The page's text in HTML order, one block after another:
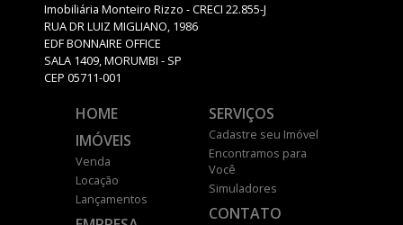
Imobiliária Monteiro Rizzo - CRECI 22.855-J
RUA DR LUIZ MIGLIANO, 1986
EDF BONNAIRE OFFICE
SALA 1409, MORUMBI - SP
CEP 05711-001
HOME
IMÓVEIS
Venda
Locação
Lançamentos
SERVIÇOS
Cadastre seu Imóvel
Encontramos para
Você
Simuladores
CONTATO